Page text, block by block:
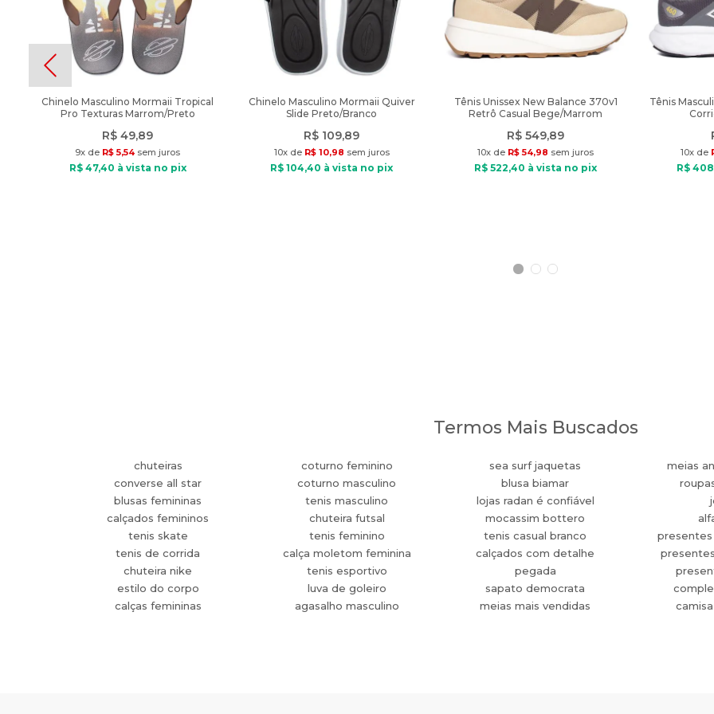
Chinelo Masculino Mormaii Tropical
Pro Texturas Marrom/Preto
R$ 49,89
9x de R$ 5,54 sem juros
R$ 47,40 à vista no pix
Chinelo Masculino Mormaii Quiver
Slide Preto/Branco
R$ 109,89
10x de R$ 10,98 sem juros
R$ 104,40 à vista no pix
Tênis Unissex New Balance 370v1
Retrô Casual Bege/Marrom
R$ 549,89
10x de R$ 54,98 sem juros
R$ 522,40 à vista no pix
Tênis
10x de
R$ 408
Termos Mais Buscados
chuteiras
converse all star
blusas femininas
calçados femininos
tenis skate
tenis de corrida
chuteira nike
estilo do corpo
calças femininas
coturno feminino
coturno masculino
tenis masculino
chuteira futsal
tenis feminino
calça moletom feminina
tenis esportivo
luva de goleiro
agasalho masculino
sea surf jaquetas
blusa biamar
lojas radan é confiável
mocassim bottero
tenis casual branco
calçados com detalhe
pegada
sapato democrata
meias mais vendidas
meias
presentes